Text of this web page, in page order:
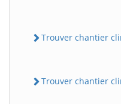
Trouver chantier
Trouver chantier